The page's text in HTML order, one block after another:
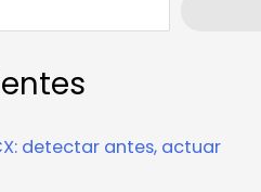
detectar antes, actuar